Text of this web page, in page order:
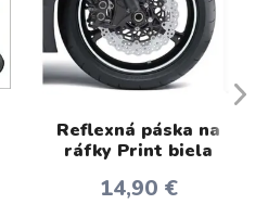
Reflexná páska na
ráfky Print biela
14,90 €